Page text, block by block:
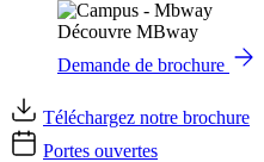
Découvre MBway
Demande de brochure
Téléchargez notre brochure
Portes ouvertes